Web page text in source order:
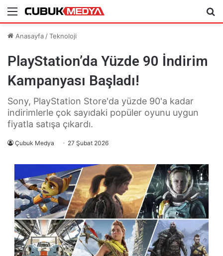
Menü
Anasayfa /Teknoloji
PlayStation’da Yüzde 90 İndirim
Kampanyası Başladı!
Sony, PlayStation Store'da yüzde 90'a kadar
indirimlerle çok sayıdaki popüler oyunu uygun
fiyatla satışa çıkardı.
Çubuk Medya 27 Şubat 2026